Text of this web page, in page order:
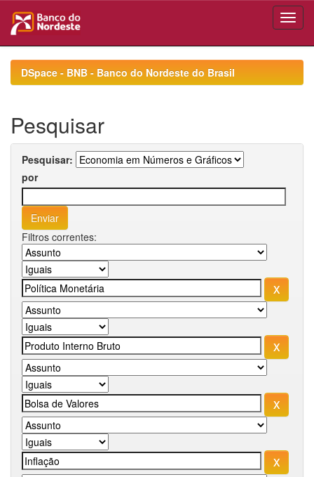
navigationDSpace - BNB - Banco do Nordeste do Brasil
Pesquisar
Pesquisar:
por
Filtros correntes: